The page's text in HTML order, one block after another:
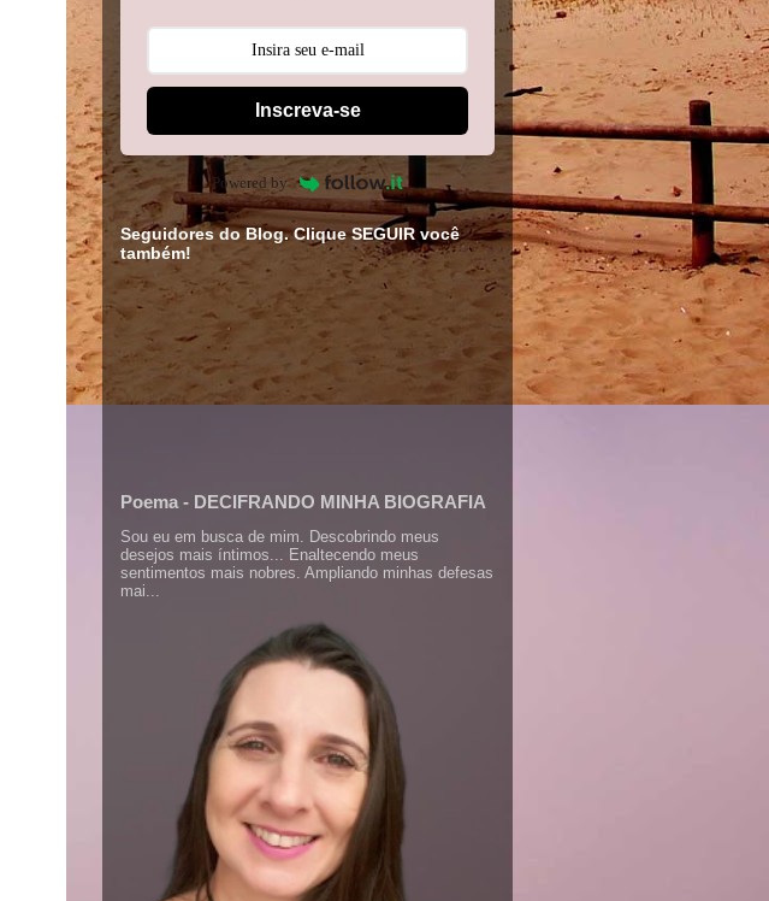
Inscreva-se
Powered by
Seguidores do Blog. Clique SEGUIR você
também!
Poema - DECIFRANDO MINHA BIOGRAFIA
Sou eu em busca de mim. Descobrindo meus
desejos mais íntimos... Enaltecendo meus
sentimentos mais nobres. Ampliando minhas defesas
mai...